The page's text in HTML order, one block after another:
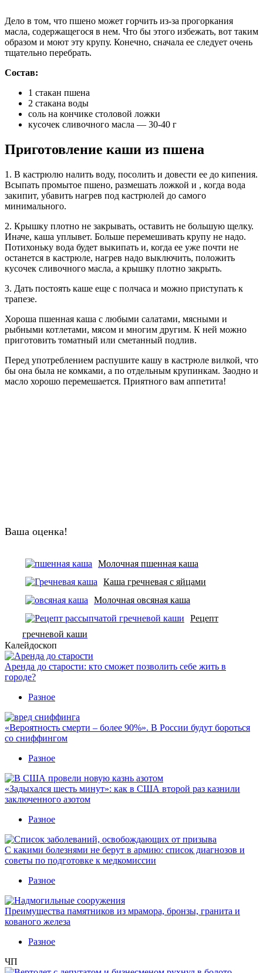
Дело в том, что пшено может горчить из-за прогоркания
масла, содержащегося в нем. Что бы этого избежать, вот таким
образом и моют эту крупу. Конечно, сначала ее следует очень
тщательно перебрать.
Состав:
1 стакан пшена
2 стакана воды
соль на кончике столовой ложки
кусочек сливочного масла — 30-40 г
Приготовление каши из пшена
1. В кастрюлю налить воду, посолить и довести ее до кипения.
Всыпать промытое пшено, размешать ложкой и , когда вода
закипит, убавить нагрев под кастрюлей до самого
минимального.
2. Крышку плотно не закрывать, оставить не большую щелку.
Иначе, каша уплывет. Больше перемешивать крупу не надо.
Потихоньку вода будет выкипать и, когда ее уже почти не
останется в кастрюле, нагрев надо выключить, положить
кусочек сливочного масла, а крышку плотно закрыть.
3. Дать постоять каше еще с полчаса и можно приступать к
трапезе.
Хороша пшенная каша с любыми салатами, мясными и
рыбными котлетами, мясом и многим другим. К ней можно
приготовить томатный или сметанный подлив.
Перед употреблением распушите кашу в кастрюле вилкой, что
бы она была не комками, а по отдельным крупинкам. Заодно и
масло хорошо перемешается. Приятного вам аппетита!
Ваша оценка!
Молочная пшенная каша
Каша гречневая с яйцами
Молочная овсяная каша
Рецепт
гречневой каши
Калейдоскоп
Аренда до старости: кто сможет позволить себе жить в
городе?
Разное
«Вероятность смерти – более 90%». В России будут бороться
со сниффингом
Разное
«Задыхался шесть минут»: как в США второй раз казнили
заключенного азотом
Разное
С какими болезнями не берут в армию: список диагнозов и
советы по подготовке к медкомиссии
Разное
Преимущества памятников из мрамора, бронзы, гранита и
кованого железа
Разное
ЧП